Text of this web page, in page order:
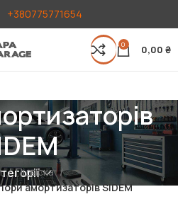
+380775771654
0 0,00 ₴
Підвіска
амортизаторів SIDEM